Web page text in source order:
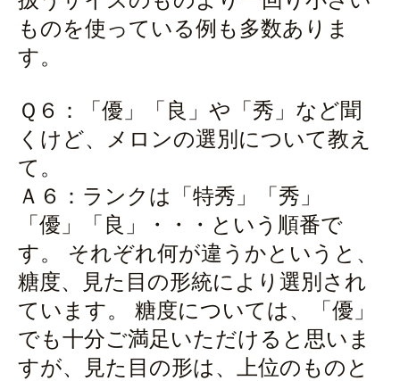
ものを使っている例も多数ありま
す。
Ｑ６：「優」「良」や「秀」など聞
くけど、メロンの選別について教え
て。
Ａ６：ランクは「特秀」「秀」
「優」「良」・・・という順番で
す。 それぞれ何が違うかというと、
糖度、見た目の形統により選別され
ています。 糖度については、「優」
でも十分ご満足いただけると思いま
すが、見た目の形は、上位のものと